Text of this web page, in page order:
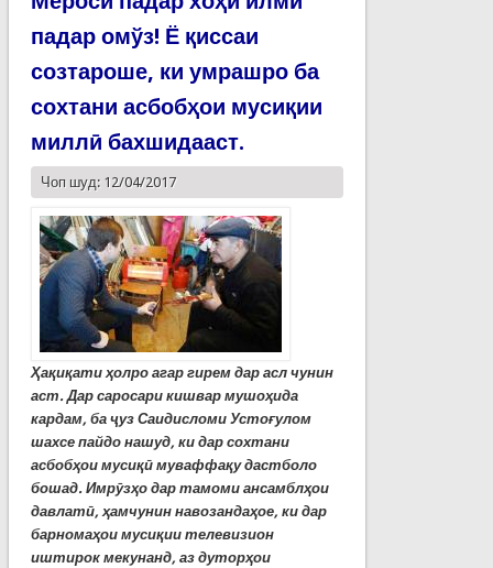
падар омўз! Ё қиссаи
созтароше, ки умрашро ба
сохтани асбобҳои мусиқии
миллӣ бахшидааст.
Чоп шуд: 12/04/2017
Ҳақиқати ҳолро агар гирем дар асл чунин
аст. Дар саросари кишвар мушоҳида
кардам, ба ҷуз Саидисломи Устоғулом
шахсе пайдо нашуд, ки дар сохтани
асбобҳои мусиқӣмуваффақу дастболо
бошад. Имрӯзҳо дар тамоми ансамблҳои
давлатӣ, ҳамчунин навозандаҳое, ки дар
барномаҳои мусиқии телевизион
иштирок мекунанд, аз дуторҳои